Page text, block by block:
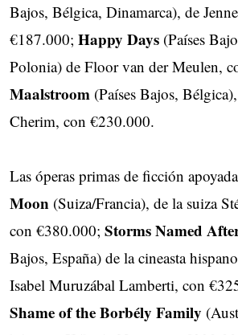
Bajos, Bélgica, Dinamarca), de
€187.000; Happy Days (Países
Polonia) de Floor van der Meulen,
Maalstroom (Países Bajos,
Cherim, con €230.000.
Las óperas primas de ficción
Moon (Suiza/Francia), de la suiza
con €380.000; Storms Named
Bajos, España) de la cineasta
Isabel Muruzábal Lamberti, con
Shame of the Borbély Family